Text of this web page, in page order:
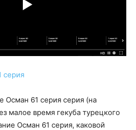
серия
Осман 61 серия серия (на
малое время гекуба турецкого
Осман 61 серия, каковой